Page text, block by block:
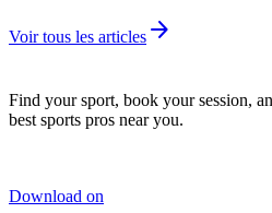
Voir tous les articles arrow_forward
Find your sport, book your session,
best sports pros near you.
Download on